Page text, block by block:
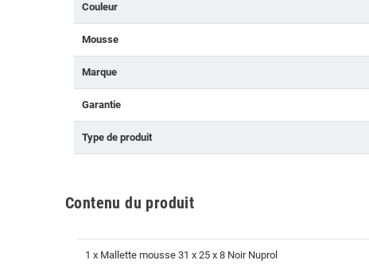
Couleur
Mousse
Marque
Garantie
Type de produit
Contenu du produit
1 x Mallette mousse 31 x 25 x 8 Noir Nuprol